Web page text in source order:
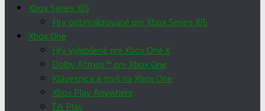
Xbox Series X|S
Hry optimalizované pre Xbox Series X|S
Xbox One
Hry vylepšené pre Xbox One X
Dolby Atmos™ pre Xbox One
Klávesnica a myš na Xbox One
Xbox Play Anywhere
EA Play